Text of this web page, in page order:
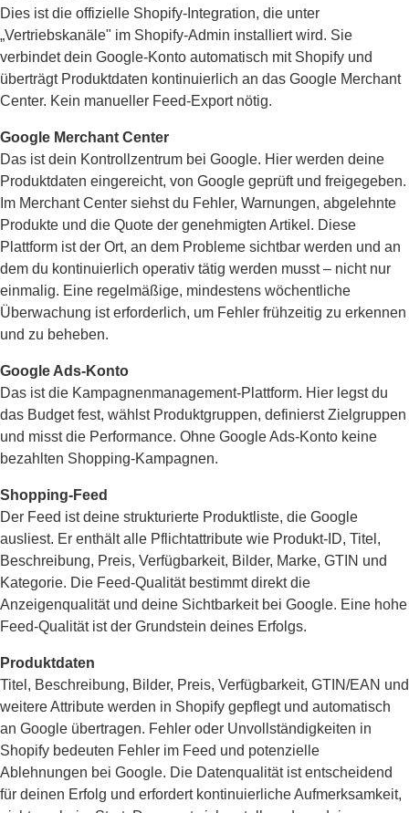
Dies ist die offizielle Shopify-Integration, die unter
„Vertriebskanäle" im Shopify-Admin installiert wird. Sie
verbindet dein Google-Konto automatisch mit Shopify und
überträgt Produktdaten kontinuierlich an das Google Merchant
Center. Kein manueller Feed-Export nötig.
Google Merchant Center
Das ist dein Kontrollzentrum bei Google. Hier werden deine
Produktdaten eingereicht, von Google geprüft und freigegeben.
Im Merchant Center siehst du Fehler, Warnungen, abgelehnte
Produkte und die Quote der genehmigten Artikel. Diese
Plattform ist der Ort, an dem Probleme sichtbar werden und an
dem du kontinuierlich operativ tätig werden musst – nicht nur
einmalig. Eine regelmäßige, mindestens wöchentliche
Überwachung ist erforderlich, um Fehler frühzeitig zu erkennen
und zu beheben.
Google Ads-Konto
Das ist die Kampagnenmanagement-Plattform. Hier legst du
das Budget fest, wählst Produktgruppen, definierst Zielgruppen
und misst die Performance. Ohne Google Ads-Konto keine
bezahlten Shopping-Kampagnen.
Shopping-Feed
Der Feed ist deine strukturierte Produktliste, die Google
ausliest. Er enthält alle Pflichtattribute wie Produkt-ID, Titel,
Beschreibung, Preis, Verfügbarkeit, Bilder, Marke, GTIN und
Kategorie. Die Feed-Qualität bestimmt direkt die
Anzeigenqualität und deine Sichtbarkeit bei Google. Eine hohe
Feed-Qualität ist der Grundstein deines Erfolgs.
Produktdaten
Titel, Beschreibung, Bilder, Preis, Verfügbarkeit, GTIN/EAN und
weitere Attribute werden in Shopify gepflegt und automatisch
an Google übertragen. Fehler oder Unvollständigkeiten in
Shopify bedeuten Fehler im Feed und potenzielle
Ablehnungen bei Google. Die Datenqualität ist entscheidend
für deinen Erfolg und erfordert kontinuierliche Aufmerksamkeit,